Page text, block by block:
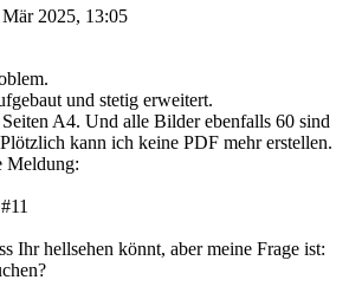
2025, 13:05
und stetig erweitert.
A4. Und alle Bilder ebenfalls 60 sind
kann ich keine PDF mehr erstellen.
Meldung:
Ihr hellsehen könnt, aber meine Frage ist: